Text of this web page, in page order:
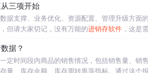
。三项开始
据支撑、业务优化、资源配置、管理升级方面
但请大家切记，没有万能的进销存软件，这是
角度去落实信息化应用过程中的各项工作。
据？
定时间段内商品的销售情况，包括销售量、销
量、库存金额、库存周转率等指标。通过这个